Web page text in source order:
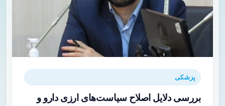
پزشکی
بررسی دلایل اصلاح سیاست‌های ارزی دارو و